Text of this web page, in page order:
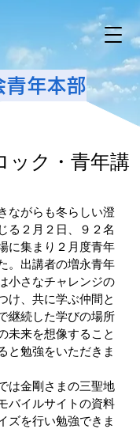
青年本部
ック・青年講
ながらも冬らしい澄
る２月２日、９２名
に集まり２月度青年
。出講者の増永青年
小さなチャレンジの
け、共に学ぶ仲間と
継続した学びの場所
未来を想像すること
と勉強をいただきま
は金剛さまの三聖地
バイルサイトの資料
ズを行い勉強できま